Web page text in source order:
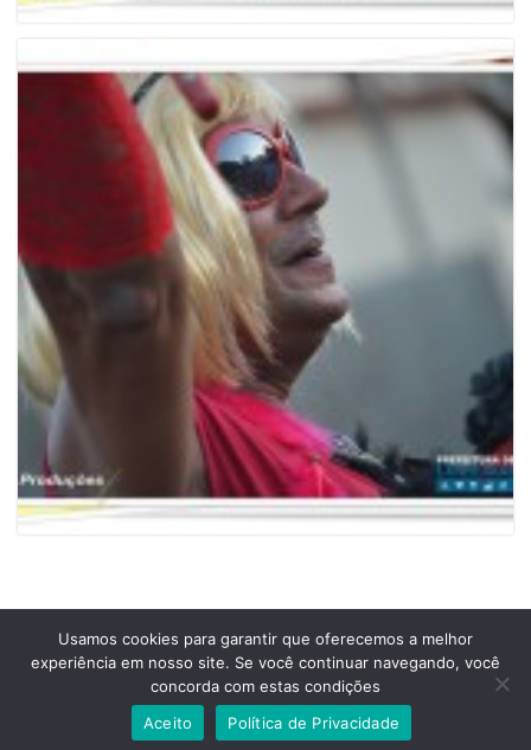
Prefeitura Municipal de Comendador Levy Gasparian
Est União Indústria, S/Nº, KM 131 Exposição, Comendador Levy Gasparian /RJ –
Telefones: (24) 2254-1344 – (24) 2254-1094
Usamos cookies para garantir que oferecemos a melhor
experiência em nosso site. Se você continuar navegando, você
concorda com estas condições
Aceito
Política de Privacidade